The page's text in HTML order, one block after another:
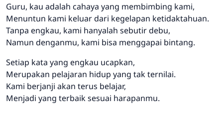
Guru, kau adalah cahaya yang membimbing kami,
Menuntun kami keluar dari kegelapan ketidaktahuan.
Tanpa engkau, kami hanyalah sebutir debu,
Namun denganmu, kami bisa menggapai bintang.
Setiap kata yang engkau ucapkan,
Merupakan pelajaran hidup yang tak ternilai.
Kami berjanji akan terus belajar,
Menjadi yang terbaik sesuai harapanmu.